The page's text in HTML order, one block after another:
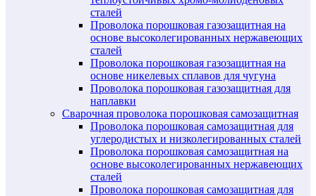
сталей
Проволока порошковая газозащитная на
основе высоколегированных нержавеющих
сталей
Проволока порошковая газозащитная на
основе никелевых сплавов для чугуна
Проволока порошковая газозащитная для
наплавки
Сварочная проволока порошковая самозащитная
Проволока порошковая самозащитная для
углеродистых и низколегированных сталей
Проволока порошковая самозащитная на
основе высоколегированных нержавеющих
сталей
Проволока порошковая самозащитная для